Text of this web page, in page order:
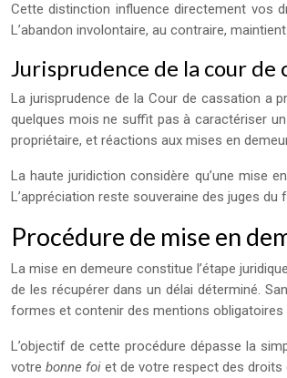
Cette distinction influence directement vos
L’abandon involontaire, au contraire,
Jurisprudence de la cour
La jurisprudence de la Cour de cassation a
quelques mois ne suffit pas à caractériser
propriétaire, et réactions aux mises en
La haute juridiction considère qu’une mise
L’appréciation reste souveraine des juges du
Procédure de mise en
La mise en demeure constitue l’étape
de les récupérer dans un délai déterminé.
formes et contenir des mentions
L’objectif de cette procédure dépasse la
votre bonne foi et de votre respect des droits